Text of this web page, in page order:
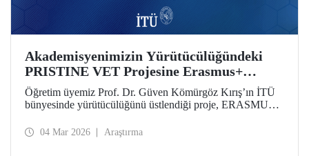
Akademisyenimizin Yürütücülüğündeki
PRISTINE VET Projesine Erasmus+
Desteği
Öğretim üyemiz Prof. Dr. Güven Kömürgöz Kırış’ın İTÜ
bünyesinde yürütücülüğünü üstlendiği proje, ERASMUS
“Batı Afrika’da Mesleki Eğitim ve Öğretim Yoluyla Doğal
04 Mar 2026 Araştırma